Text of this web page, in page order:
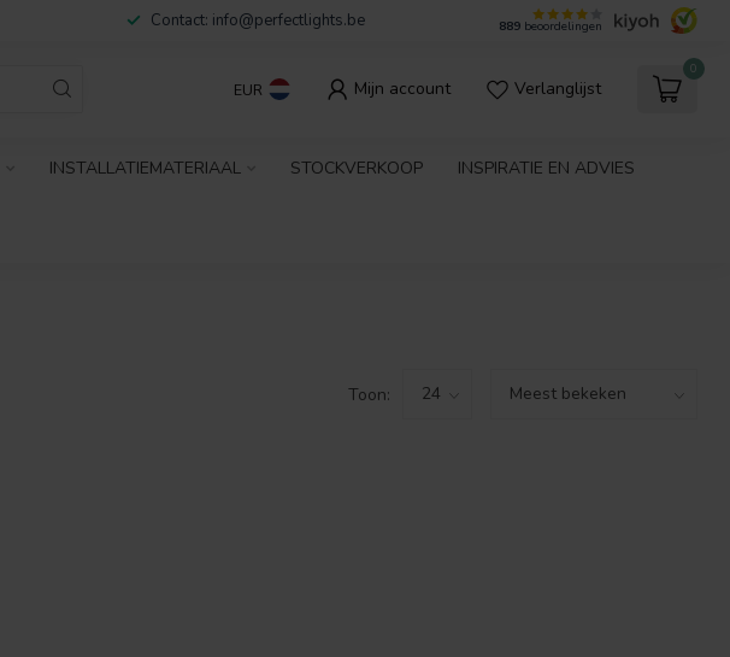
Contact: info@perfectlights.be 889 beoordelingen
EUR Mijn account Verlanglijst
0
INSTALLATIEMATERIAAL STOCKVERKOOP INSPIRATIE EN ADVIES
Toon: